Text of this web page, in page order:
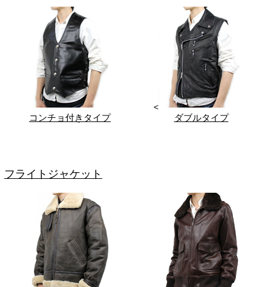
コンチョ付きタイプ
<
ダブルタイプ
フライトジャケット